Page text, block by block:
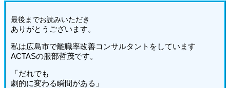
最後までお読みいただき
ありがとうございます。
私は広島市で離職率改善コンサルタントをしています
ACTASの服部哲茂です。
「だれでも
劇的に変わる瞬間がある」